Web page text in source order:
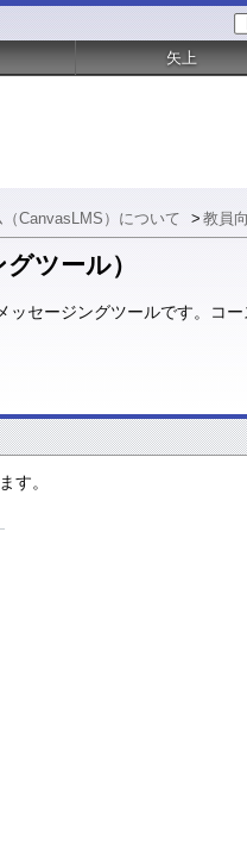
CanvasLMS）について > 教員
ツール）
セージングツールです。コ
す。
矢上